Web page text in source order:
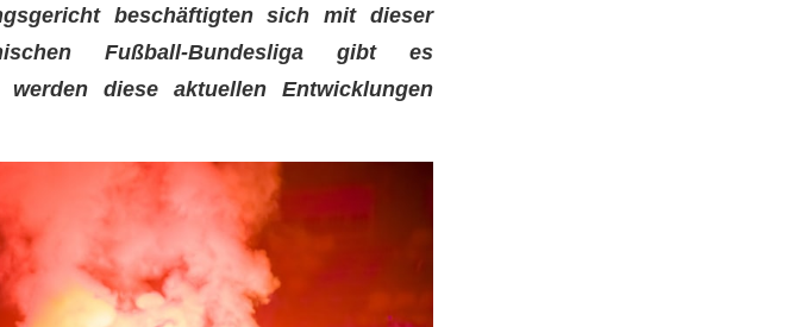
beschäftigten sich mit dieser
Fußball-Bundesliga gibt es
diese aktuellen Entwicklungen